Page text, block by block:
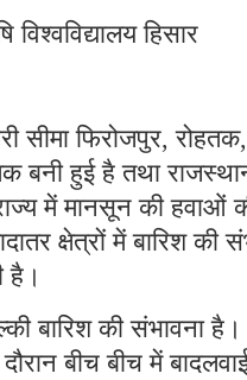
विश्वविद्यालय हिसार
सीमा फिरोजपुर,
तक बनी हुई है तथा
में मानसून की हवाओं
क्षेत्रों में बारिश की
है।
बारिश की संभावना
बीच बीच में